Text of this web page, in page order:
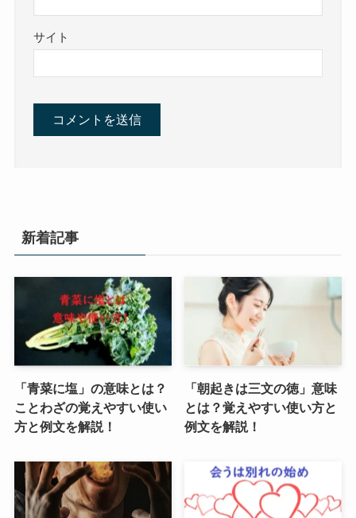
サイト
新着記事
「青菜に塩」の意味とは？
ことわざの覚えやすい使い
方と例文を解説！
「朝起きは三文の徳」意味
とは？覚えやすい使い方と
例文を解説！